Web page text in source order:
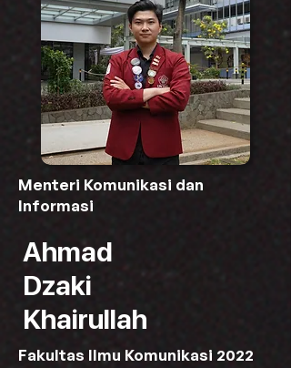
Menteri Komunikasi dan
Informasi
Ahmad
Dzaki
Khairullah
Fakultas Ilmu Komunikasi 2022